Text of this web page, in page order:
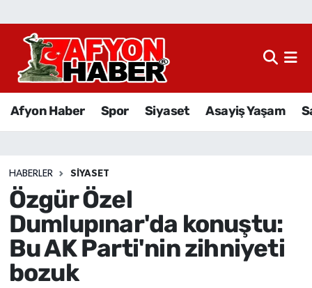
Afyon Haber Spor Siyaset Asayiş Yaşam
HABERLER SIYASET
Özgür Özel
Dumlupınar'da konuştu:
Bu AK Parti'nin zihniyeti
bozuk
Afyon Haber
Sağlık
Eğitim
Sivil Toplum